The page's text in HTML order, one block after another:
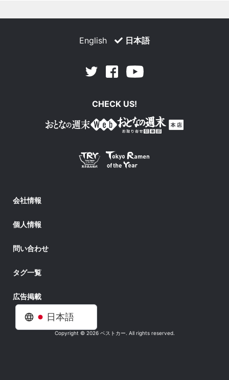
日本語
English 日本語
Twitter Facebook
CHECK US!
会社情報
個人情報
問い合わせ
タグ一覧
広告掲載
Copyright © 2026 ベストカー. All rights reserved.